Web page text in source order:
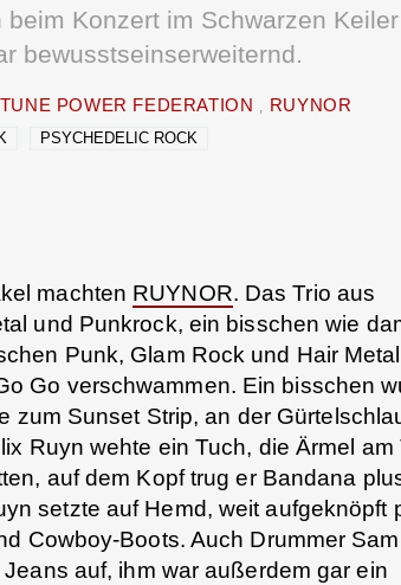
beim Konzert im Schwarzen
bewusstseinserweiternd.
POWER FEDERATION RUYNOR
PSYCHEDELIC ROCK
machten RUYNOR. Das Trio aus
und Punkrock, ein bisschen wie
Punk, Glam Rock und Hair Metal
Go verschwammen. Ein bisschen
zum Sunset Strip, an der
Ruyn wehte ein Tuch, die Ärmel am
auf dem Kopf trug er Bandana
setzte auf Hemd, weit aufgeknöpft
Cowboy-Boots. Auch Drummer
auf, ihm war außerdem gar ein